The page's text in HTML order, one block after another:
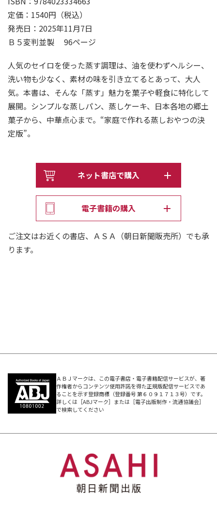
定価：1540円（税込）
発売日：2025年11月7日
Ｂ５変判並製 96ページ
人気のセイロを使った蒸す調理は、油を使わずヘルシー、
洗い物も少なく、素材の味を引き立てるとあって、大人
気。本書は、そんな「蒸す」魅力を菓子や軽食に特化して
展開。シンプルな蒸しパン、蒸しケーキ、日本各地の郷土
菓子から、中華点心まで。“家庭で作れる蒸しおやつの決
定版”。
ネット書店で購入
電子書籍の購入
ご注文はお近くの書店、ＡＳＡ（朝日新聞販売所）でも承
ります。
ＡＢＪマークは、この電子書店・電子書籍配信サービスが、著
作権者からコンテンツ使用許諾を得た正規版配信サービスであ
ることを示す登録商標（登録番号 第６０９１７１３号）です。
詳しくは［ABJマーク］または［電子出版制作・流通協議会］
で検索してください